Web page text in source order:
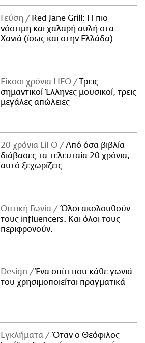
Γεύση
Red Jane Grill: Η πιο
νόστιμη και χαλαρή αυλή στα
Χανιά (ίσως και στην Ελλάδα)
Είκοσι χρόνια LIFO
Tρεις
σημαντικοί Έλληνες μουσικοί, τρεις
μεγάλες απώλειες
20 χρόνια LiFO
Από όσα βιβλία
διάβασες τα τελευταία 20 χρόνια,
αυτό ξεχωρίζεις
Οπτική Γωνία
Όλοι ακολουθούν
τους influencers. Και όλοι τους
περιφρονούν.
Design
Ένα σπίτι που κάθε γωνιά
του χρησιμοποιείται πραγματικά
Εγκλήματα
Όταν ο Θεόφιλος